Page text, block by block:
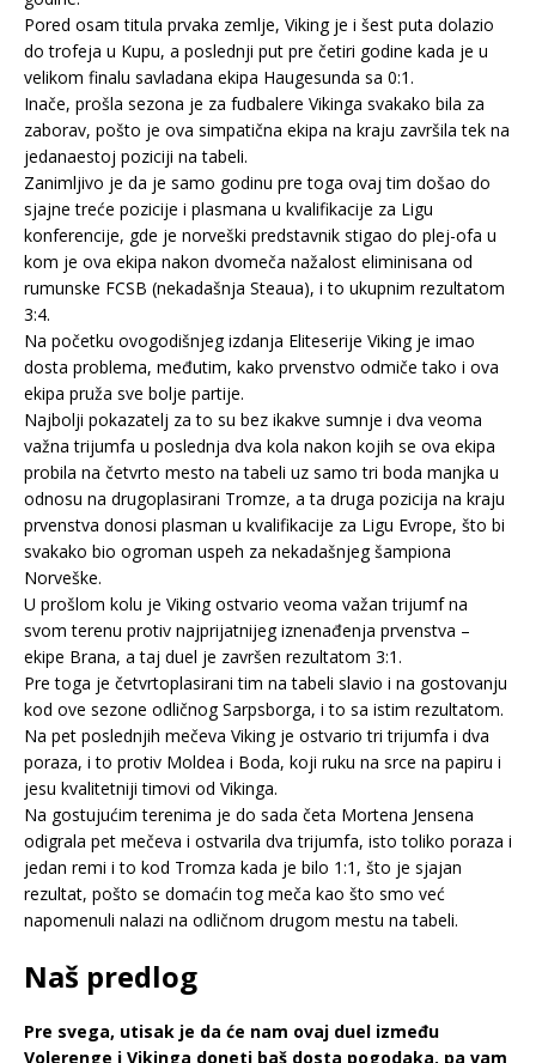
Pored osam titula prvaka zemlje, Viking je i šest puta dolazio
do trofeja u Kupu, a poslednji put pre četiri godine kada je u
velikom finalu savladana ekipa Haugesunda sa 0:1.
Inače, prošla sezona je za fudbalere Vikinga svakako bila za
zaborav, pošto je ova simpatična ekipa na kraju završila tek na
jedanaestoj poziciji na tabeli.
Zanimljivo je da je samo godinu pre toga ovaj tim došao do
sjajne treće pozicije i plasmana u kvalifikacije za Ligu
konferencije, gde je norveški predstavnik stigao do plej-ofa u
kom je ova ekipa nakon dvomeča nažalost eliminisana od
rumunske FCSB (nekadašnja Steaua), i to ukupnim rezultatom
3:4.
Na početku ovogodišnjeg izdanja Eliteserije Viking je imao
dosta problema, međutim, kako prvenstvo odmiče tako i ova
ekipa pruža sve bolje partije.
Najbolji pokazatelj za to su bez ikakve sumnje i dva veoma
važna trijumfa u poslednja dva kola nakon kojih se ova ekipa
probila na četvrto mesto na tabeli uz samo tri boda manjka u
odnosu na drugoplasirani Tromze, a ta druga pozicija na kraju
prvenstva donosi plasman u kvalifikacije za Ligu Evrope, što bi
svakako bio ogroman uspeh za nekadašnjeg šampiona
Norveške.
U prošlom kolu je Viking ostvario veoma važan trijumf na
svom terenu protiv najprijatnijeg iznenađenja prvenstva –
ekipe Brana, a taj duel je završen rezultatom 3:1.
Pre toga je četvrtoplasirani tim na tabeli slavio i na gostovanju
kod ove sezone odličnog Sarpsborga, i to sa istim rezultatom.
Na pet poslednjih mečeva Viking je ostvario tri trijumfa i dva
poraza, i to protiv Moldea i Boda, koji ruku na srce na papiru i
jesu kvalitetniji timovi od Vikinga.
Na gostujućim terenima je do sada četa Mortena Jensena
odigrala pet mečeva i ostvarila dva trijumfa, isto toliko poraza i
jedan remi i to kod Tromza kada je bilo 1:1, što je sjajan
rezultat, pošto se domaćin tog meča kao što smo već
napomenuli nalazi na odličnom drugom mestu na tabeli.
Naš predlog
Pre svega, utisak je da će nam ovaj duel između
Volerenge i Vikinga doneti baš dosta pogodaka, pa vam